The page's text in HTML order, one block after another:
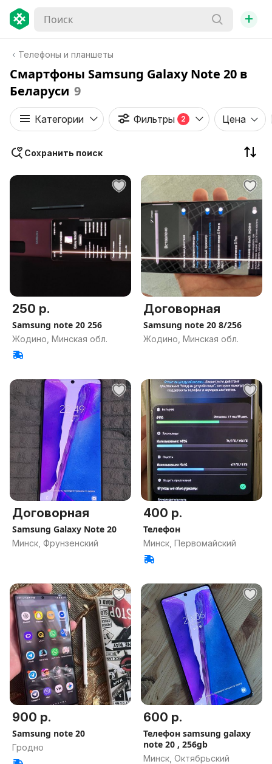
+
Телефоны и планшеты
Смартфоны Samsung Galaxy Note 20 в
Беларуси 9
Категории Фильтры 2 Цена
Сохранить поиск
250 р.
Samsung note 20 256
Жодино, Минская обл.
Договорная
Samsung note 20 8/256
Жодино, Минская обл.
Договорная
Samsung Galaxy Note 20
Минск, Фрунзенский
400 р.
Телефон
Минск, Первомайский
900 р.
Samsung note 20
Гродно
600 р.
Телефон samsung galaxy
note 20 , 256gb
Минск, Октябрьский